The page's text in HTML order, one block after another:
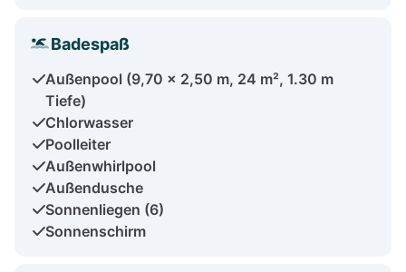
Badespaß
Außenpool (9,70 x 2,50 m, 24 m², 1.30 m
Tiefe)
Chlorwasser
Poolleiter
Außenwhirlpool
Außendusche
Sonnenliegen (6)
Sonnenschirm